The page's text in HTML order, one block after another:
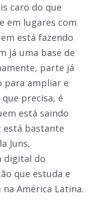
caro do que
em lugares com
está fazendo
já uma base de
parte já
para ampliar e
precisa, é
está saindo
está bastante
Juns,
digital do
que estuda e
América Latina.